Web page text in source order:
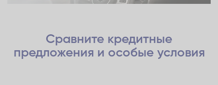
Сравните кредитные
предложения и особые условия